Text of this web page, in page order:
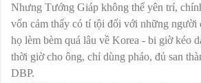
Nhưng Tướng Giáp không thể yên trí,
vốn cảm thấy có tí tội đối với những người
họ lèm bèm quá lâu về Korea - bi giờ kéo
thời giờ cho ông, chỉ dùng pháo, đủ san
DBP.